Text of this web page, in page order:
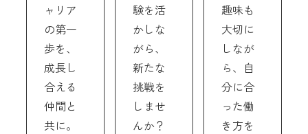
ャリア
の第一
歩を、
成長し
合える
仲間と
共に。
験を活
かしな
がら、
新たな
挑戦を
しませ
んか？
趣味も
大切に
しなが
ら、自
分に合
った働
き方を